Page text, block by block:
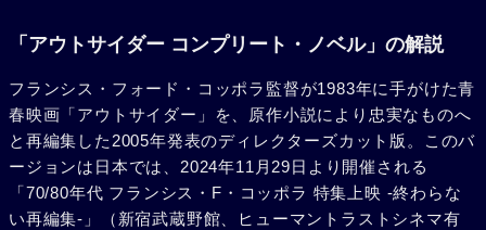
「アウトサイダー コンプリート・ノベル」の解説
フランシス・フォード・コッポラ監督が1983年に手がけた青
春映画「アウトサイダー」を、原作小説により忠実なものへ
と再編集した2005年発表のディレクターズカット版。このバ
ージョンは日本では、2024年11月29日より開催される
「70/80年代 フランシス・F・コッポラ 特集上映 -終わらな
い再編集-」（新宿武蔵野館、ヒューマントラストシネマ有